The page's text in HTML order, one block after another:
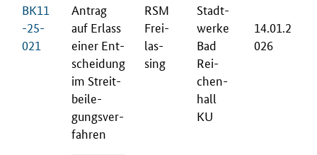
BK11
-25-
021
An­trag
auf Er­lass
ei­ner Ent­
schei­dung
im Streit­
bei­le­
gungs­ver­
fah­ren
RSM
Frei­
las­
sing
Stadt­
wer­ke
Bad
Rei­
chen­
hall
KU
14.01.2
026